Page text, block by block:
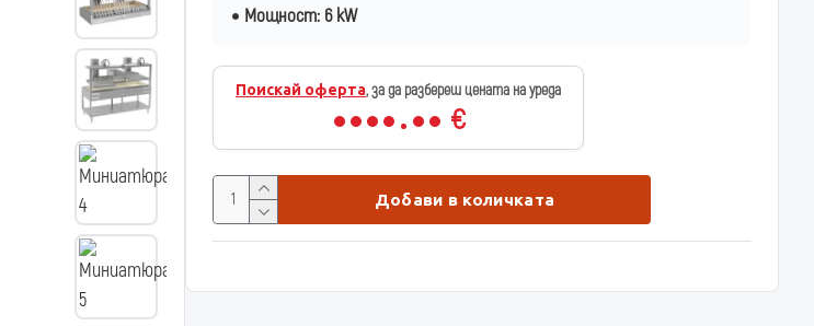
Поискай оферта, за да разбереш цената на уреда
€
Мощност: 6 kW
Добави в количката